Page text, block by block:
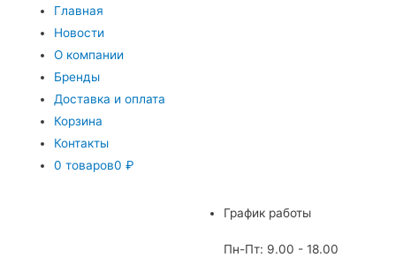
Главная
Новости
О компании
Бренды
Доставка и оплата
Корзина
Контакты
0 товаров0 ₽
График работы
Пн-Пт: 9.00 - 18.00